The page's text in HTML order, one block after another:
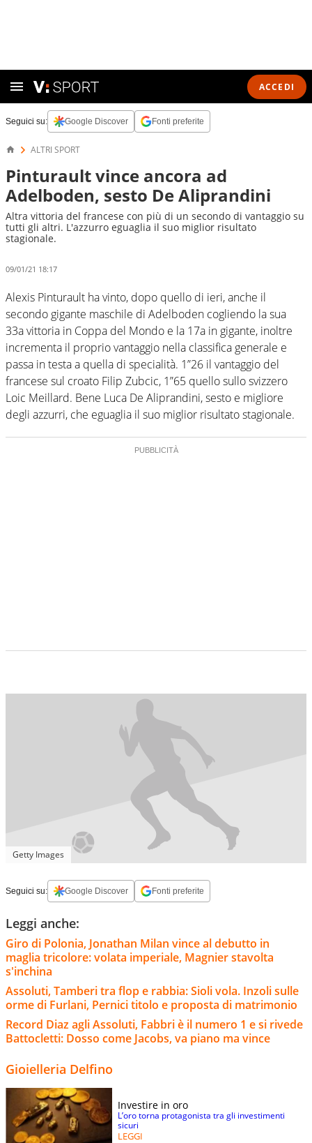
ACCEDI
Seguici su: Google Discover Fonti preferite
ALTRI SPORT
Pinturault vince ancora ad
Adelboden, sesto De Aliprandini
Altra vittoria del francese con più di un secondo di vantaggio su
tutti gli altri. L'azzurro eguaglia il suo miglior risultato
stagionale.
09/01/21 18:17
Alexis Pinturault ha vinto, dopo quello di ieri, anche il
secondo gigante maschile di Adelboden cogliendo la sua
33a vittoria in Coppa del Mondo e la 17a in gigante, inoltre
incrementa il proprio vantaggio nella classifica generale e
passa in testa a quella di specialità. 1”26 il vantaggio del
francese sul croato Filip Zubcic, 1”65 quello sullo svizzero
Loic Meillard. Bene Luca De Aliprandini, sesto e migliore
degli azzurri, che eguaglia il suo miglior risultato stagionale.
Getty Images
Seguici su: Google Discover Fonti preferite
Leggi anche:
Giro di Polonia, Jonathan Milan vince al debutto in
maglia tricolore: volata imperiale, Magnier stavolta
s'inchina
Assoluti, Tamberi tra flop e rabbia: Sioli vola. Inzoli sulle
orme di Furlani, Pernici titolo e proposta di matrimonio
Record Diaz agli Assoluti, Fabbri è il numero 1 e si rivede
Battocletti: Dosso come Jacobs, va piano ma vince
Gioielleria Delfino
Investire in oro
L’oro torna protagonista tra gli investimenti
sicuri
LEGGI